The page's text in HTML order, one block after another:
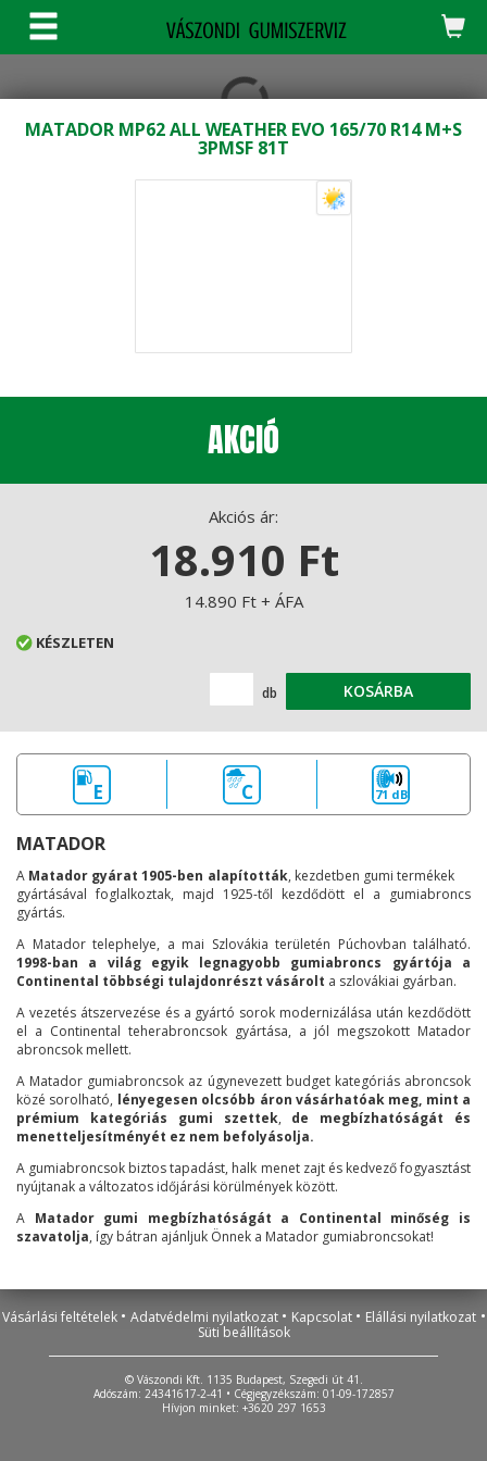
KERESÉS
MATADOR MP62 ALL WEATHER EVO 165/70 R14 M+S
3PMSF 81T
AKCIÓ
Akciós ár:
18.910 Ft
14.890 Ft + ÁFA
KÉSZLETEN
db KOSÁRBA
E C 71 dB
MATADOR
A Matador gyárat 1905-ben alapították, kezdetben gumi termékek
gyártásával foglalkoztak, majd 1925-től kezdődött el a gumiabroncs
gyártás.
A Matador telephelye, a mai Szlovákia területén Púchovban található.
1998-ban a világ egyik legnagyobb gumiabroncs gyártója a
Continental többségi tulajdonrészt vásárolt a szlovákiai gyárban.
A vezetés átszervezése és a gyártó sorok modernizálása után kezdődött
el a Continental teherabroncsok gyártása, a jól megszokott Matador
abroncsok mellett.
A Matador gumiabroncsok az úgynevezett budget kategóriás abroncsok
közé sorolható, lényegesen olcsóbb áron vásárhatóak meg, mint a
prémium kategóriás gumi szettek, de megbízhatóságát és
menetteljesítményét ez nem befolyásolja.
A gumiabroncsok biztos tapadást, halk menet zajt és kedvező fogyasztást
nyújtanak a változatos időjárási körülmények között.
A Matador gumi megbízhatóságát a Continental minőség is
szavatolja, így bátran ajánljuk Önnek a Matador gumiabroncsokat!
Vásárlási feltételek • Adatvédelmi nyilatkozat • Kapcsolat • Elállási nyilatkozat •
Süti beállítások
© Vászondi Kft. 1135 Budapest, Szegedi út 41.
Adószám: 24341617-2-41 • Cégjegyzékszám: 01-09-172857
Hívjon minket: +3620 297 1653